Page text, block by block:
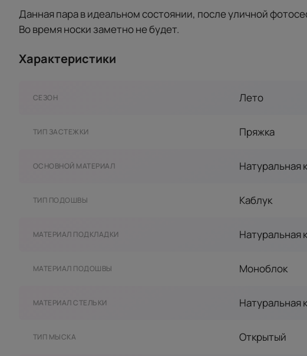
Данная пара в идеальном состоянии, после уличной
Во время носки заметно не будет.
Характеристики
СЕЗОН Лето
ТИП ЗАСТЕЖКИ Пряжка
ОСНОВНОЙ МАТЕРИАЛ Натуральная
ТИП ПОДОШВЫ Каблук
МАТЕРИАЛ ПОДКЛАДКИ Натуральная
МАТЕРИАЛ ПОДОШВЫ Моноблок
МАТЕРИАЛ СТЕЛЬКИ Натуральная
ТИП МЫСКА Открытый